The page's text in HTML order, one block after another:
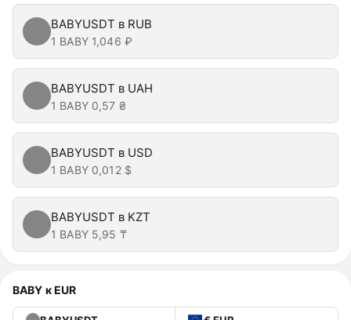
BABYUSDT в RUB
1 BABY 1,046 ₽
BABYUSDT в UAH
1 BABY 0,57 ₴
BABYUSDT в USD
1 BABY 0,012 $
BABYUSDT в KZT
1 BABY 5,95 ₸
BABY к EUR